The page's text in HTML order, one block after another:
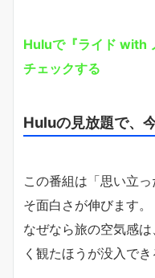
Huluで『ライド with
チェックする
Huluの見放題で、
この番組は「思い立
そ面白さが伸びます。
なぜなら旅の空気感
く観たほうが没入でき